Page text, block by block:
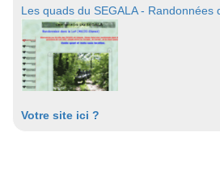
Les quads du SEGALA - Randonnées
Votre site ici ?